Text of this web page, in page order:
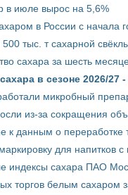
в июле вырос на 5,6%
в России с начала
тыс. т сахарной
сахара за шесть
в сезоне 2026/
микробный
из-за сокращения
к данным о переработке
для напитков
индексы сахара ПАО
торгов белым сахаром